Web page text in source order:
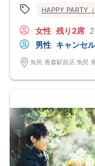
定期的に席替えをして全員
お一人様も多数参加され
□受付は開始10分前からと
□開催店舗様には『街コン
頂きます。
□当日現金支払いの方は受
または13：00以降にキャ
□最少催行人数が男性2名
（男女比の調整を行って
ざいます。原則、男女比に
止」及び「返金」させて
HAPPY PARTY
女性 残り2席
男性 キャンセ
魚民 青森駅前店 魚民